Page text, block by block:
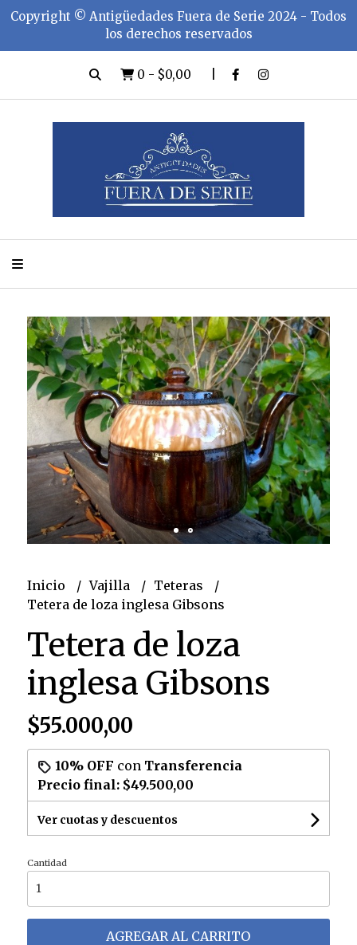
Copyright ©️ Antigüedades Fuera de Serie 2024 - Todos
los derechos reservados
0 - $0,00
Inicio Vajilla
Teteras
Tetera de loza inglesa Gibsons
Tetera de loza
inglesa Gibsons
$55.000,00
10% OFF con Transferencia
Precio final: $49.500,00
Ver cuotas y descuentos
Cantidad
AGREGAR AL CARRITO